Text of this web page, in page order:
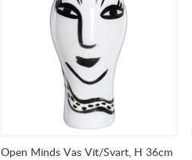
Open Minds Vas Vit/Svart, H 36cm